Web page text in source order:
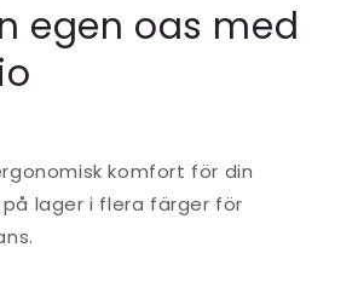
egen oas med
komfort för din
lager i flera färger för